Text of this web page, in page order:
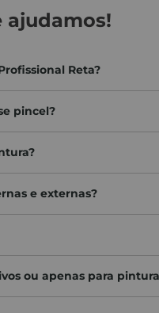
de alta qualidade. A
ajudamos!
Reta?
pincel?
e externas?
ou apenas para